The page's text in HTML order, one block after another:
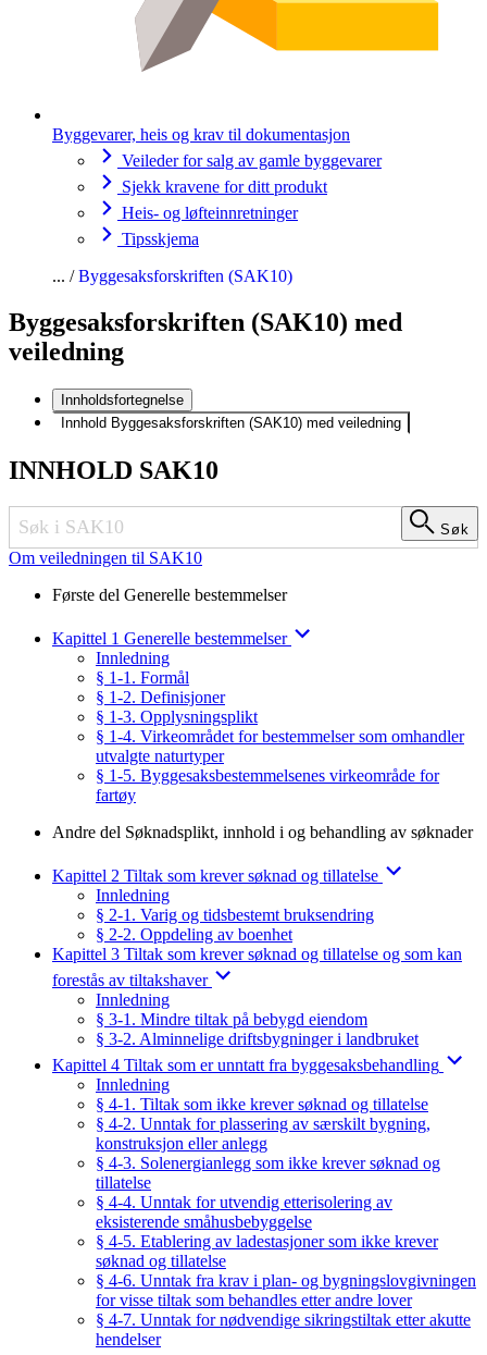
Byggevarer, heis og krav til dokumentasjon
Veileder for salg av gamle byggevarer
Sjekk kravene for ditt produkt
Heis- og løfteinnretninger
Tipsskjema
Byggesaksforskriften (SAK10)
Byggesaksforskriften (SAK10) med
veiledning
Innholdsfortegnelse
Innhold Byggesaksforskriften (SAK10) med veiledning
INNHOLD SAK10
Søk
Om veiledningen til SAK10
Første del Generelle bestemmelser
Kapittel 1 Generelle bestemmelser
Innledning
§ 1-1. Formål
§ 1-2. Definisjoner
§ 1-3. Opplysningsplikt
§ 1-4. Virkeområdet for bestemmelser som omhandler
utvalgte naturtyper
§ 1-5. Byggesaksbestemmelsenes virkeområde for
fartøy
Andre del Søknadsplikt, innhold i og behandling av søknader
Kapittel 2 Tiltak som krever søknad og tillatelse
Innledning
§ 2-1. Varig og tidsbestemt bruksendring
§ 2-2. Oppdeling av boenhet
Kapittel 3 Tiltak som krever søknad og tillatelse og som kan
forestås av tiltakshaver
Innledning
§ 3-1. Mindre tiltak på bebygd eiendom
§ 3-2. Alminnelige driftsbygninger i landbruket
Kapittel 4 Tiltak som er unntatt fra byggesaksbehandling
Innledning
§ 4-1. Tiltak som ikke krever søknad og tillatelse
§ 4-2. Unntak for plassering av særskilt bygning,
konstruksjon eller anlegg
§ 4-3. Solenergianlegg som ikke krever søknad og
tillatelse
§ 4-4. Unntak for utvendig etterisolering av
eksisterende småhusbebyggelse
§ 4-5. Etablering av ladestasjoner som ikke krever
søknad og tillatelse
§ 4-6. Unntak fra krav i plan- og bygningslovgivningen
for visse tiltak som behandles etter andre lover
§ 4-7. Unntak for nødvendige sikringstiltak etter akutte
hendelser